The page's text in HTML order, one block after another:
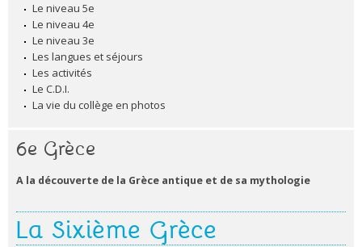
Le niveau 5e
Le niveau 4e
Le niveau 3e
Les langues et séjours
Les activités
Le C.D.I.
La vie du collège en photos
6e Grèce
A la découverte de la Grèce antique et de sa mythologie
La Sixième Grèce